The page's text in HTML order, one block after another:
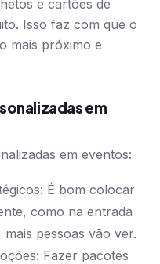
e cartões de
Isso faz com que o
mais próximo e
em
em eventos:
É bom colocar
como na entrada
pessoas vão ver.
Fazer pacotes